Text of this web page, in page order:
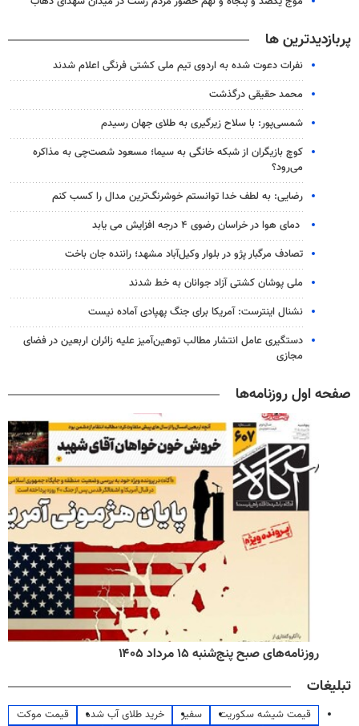
پربازدیدترین ها
نفرات دعوت شده به اردوی تیم ملی کشتی فرنگی اعلام شدند
محمد حقیقی درگذشت
شمسی‌پور: با سلاح زیرگیری به طلای جهان رسیدم
کوچ بازیگران از شبکه خانگی به سیما؛ مسعود شصت‌چی به مذاکره
می‌رود؟
رضایی: به لطف خدا توانستم خوشرنگ‌ترین مدال را کسب کنم
دمای هوا در خراسان رضوی ۴ درجه افزایش می یابد
تصادف مرگبار پژو در بلوار وکیل‌آباد مشهد؛ راننده جان باخت
ملی پوشان کشتی آزاد جوانان به خط شدند
نشنال اینترست: آمریکا برای جنگ پهپادی آماده نیست
دستگیری عامل انتشار مطالب توهین‌آمیز علیه زائران اربعین در فضای
مجازی
صفحه اول روزنامه‌ها
روزنامه‌های صبح پنج‌شنبه ۱۵ مرداد ۱۴۰۵
تبلیغات
قیمت شیشه سکوریت سفیر خرید طلای آب شده
قیمت موکت